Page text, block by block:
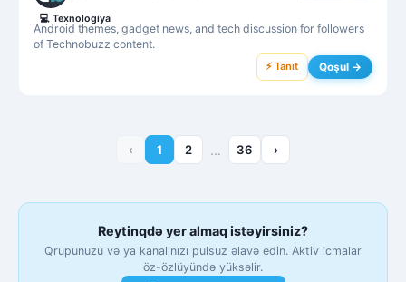
Android themes, gadget news, and tech discussion for followers
of Technobuzz content.
💻 Texnologiya
⚡ Tanıt Qoşul →
‹ 1 2 … 36 ›
Reytinqdə yer almaq istəyirsiniz?
Qrupunuzu və ya kanalınızı pulsuz əlavə edin. Aktiv icmalar
öz-özlüyündə yüksəlir.